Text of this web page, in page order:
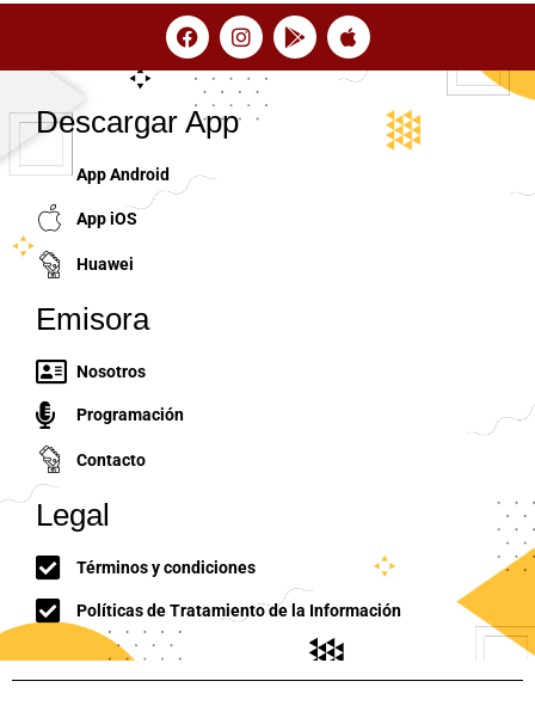
Descargar App
App Android
App iOS
Huawei
Emisora
Nosotros
Programación
Contacto
Legal
Términos y condiciones
Políticas de Tratamiento de la Información